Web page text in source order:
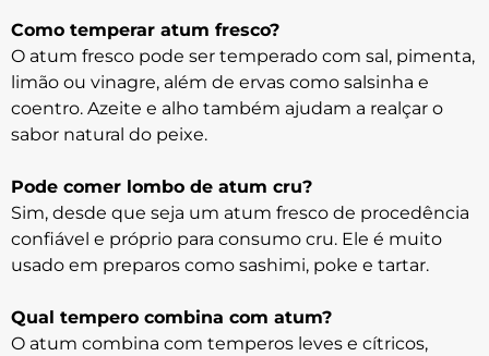
Como temperar atum fresco?
O atum fresco pode ser temperado com sal, pimenta,
limão ou vinagre, além de ervas como salsinha e
coentro. Azeite e alho também ajudam a realçar o
sabor natural do peixe.
Pode comer lombo de atum cru?
Sim, desde que seja um atum fresco de procedência
confiável e próprio para consumo cru. Ele é muito
usado em preparos como sashimi, poke e tartar.
Qual tempero combina com atum?
O atum combina com temperos leves e cítricos,